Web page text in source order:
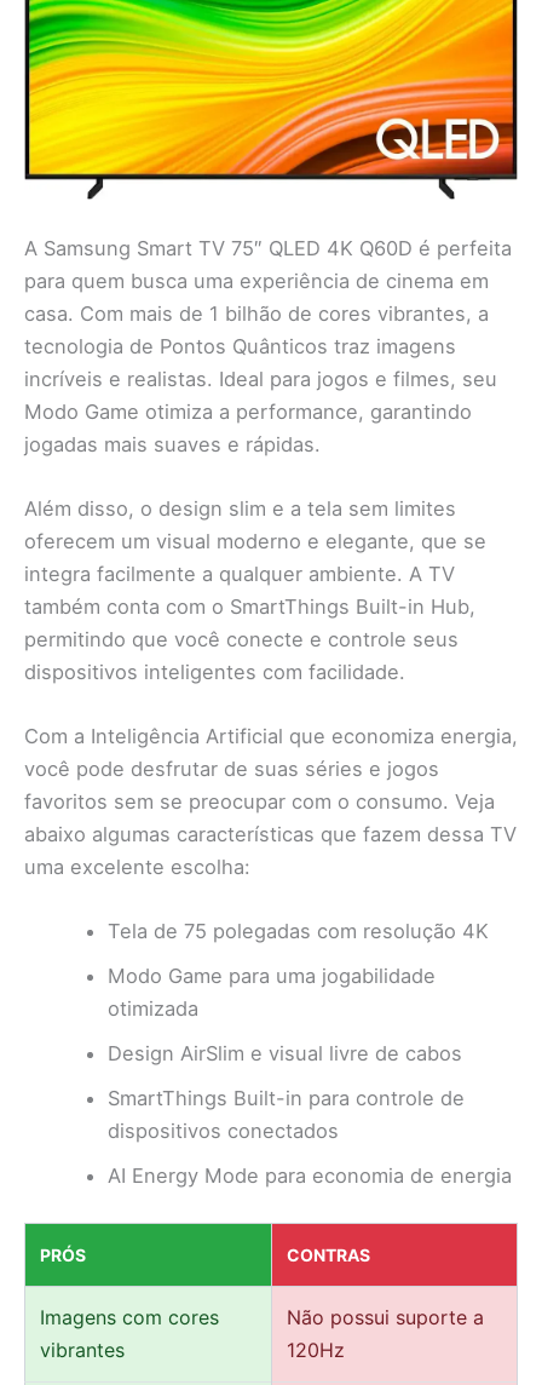
A Samsung Smart TV 75″ QLED 4K Q60D é perfeita
para quem busca uma experiência de cinema em
casa. Com mais de 1 bilhão de cores vibrantes, a
tecnologia de Pontos Quânticos traz imagens
incríveis e realistas. Ideal para jogos e filmes, seu
Modo Game otimiza a performance, garantindo
jogadas mais suaves e rápidas.
Além disso, o design slim e a tela sem limites
oferecem um visual moderno e elegante, que se
integra facilmente a qualquer ambiente. A TV
também conta com o SmartThings Built-in Hub,
permitindo que você conecte e controle seus
dispositivos inteligentes com facilidade.
Com a Inteligência Artificial que economiza energia,
você pode desfrutar de suas séries e jogos
favoritos sem se preocupar com o consumo. Veja
abaixo algumas características que fazem dessa TV
uma excelente escolha:
Tela de 75 polegadas com resolução 4K
Modo Game para uma jogabilidade
otimizada
Design AirSlim e visual livre de cabos
SmartThings Built-in para controle de
dispositivos conectados
AI Energy Mode para economia de energia
PRÓS CONTRAS
Imagens com cores
vibrantes
Não possui suporte a
120Hz